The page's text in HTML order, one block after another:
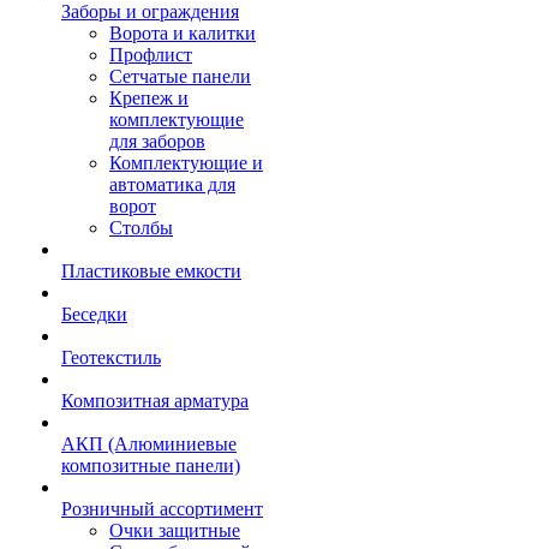
Заборы и ограждения
Ворота и калитки
Профлист
Сетчатые панели
Крепеж и
комплектующие
для заборов
Комплектующие и
автоматика для
ворот
Столбы
Пластиковые емкости
Беседки
Геотекстиль
Композитная арматура
АКП (Алюминиевые
композитные панели)
Розничный ассортимент
Очки защитные